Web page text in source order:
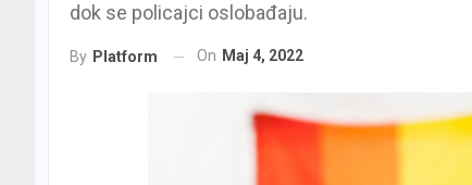
dok se policajci oslobađaju.
By Platform On Мај 4, 2022